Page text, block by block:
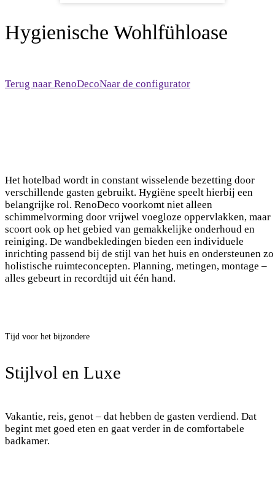
Hygienische Wohlfühloase
Terug naar RenoDecoNaar de configurator
Het hotelbad wordt in constant wisselende bezetting door
verschillende gasten gebruikt. Hygiëne speelt hierbij een
belangrijke rol. RenoDeco voorkomt niet alleen
schimmelvorming door vrijwel voegloze oppervlakken, maar
scoort ook op het gebied van gemakkelijke onderhoud en
reiniging. De wandbekledingen bieden een individuele
inrichting passend bij de stijl van het huis en ondersteunen zo
holistische ruimteconcepten. Planning, metingen, montage –
alles gebeurt in recordtijd uit één hand.
Tijd voor het bijzondere
Stijlvol en Luxe
Vakantie, reis, genot – dat hebben de gasten verdiend. Dat
begint met goed eten en gaat verder in de comfortabele
badkamer.